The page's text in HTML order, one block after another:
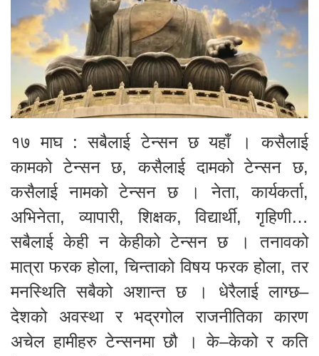
१७ माघ : सबैलाई टेन्सन छ यहाँ । कसैलाई
कामको टेन्सन छ, कसैलाई दामको टेन्सन छ,
कसैलाई नामको टेन्सन छ । नेता, कार्यकर्ता,
अभिनेता, व्यापारी, शिक्षक, विद्यार्थी, गृहिणी…
सबैलाई केही न केहीको टेन्सन छ । तनावको
मात्रा फरक होला, चिन्ताको विषय फरक होला, तर
मनस्थिति सबैको अशान्त छ । धेरैलाई लाग्छ–
देशको अवस्था र भद्रगोल राजनीतिका कारण
अचेल हामीहरु टेन्सनमा छौ । के–केको र कति